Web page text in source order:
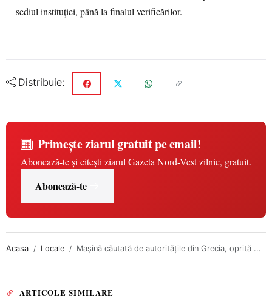
sediul instituţiei, până la finalul verificărilor.
Distribuie:
Primește ziarul gratuit pe email!
Abonează-te și citești ziarul Gazeta Nord-Vest zilnic, gratuit.
Abonează-te
Acasa Locale Mașină căutată de autoritățile din Grecia, oprită ...
ARTICOLE SIMILARE